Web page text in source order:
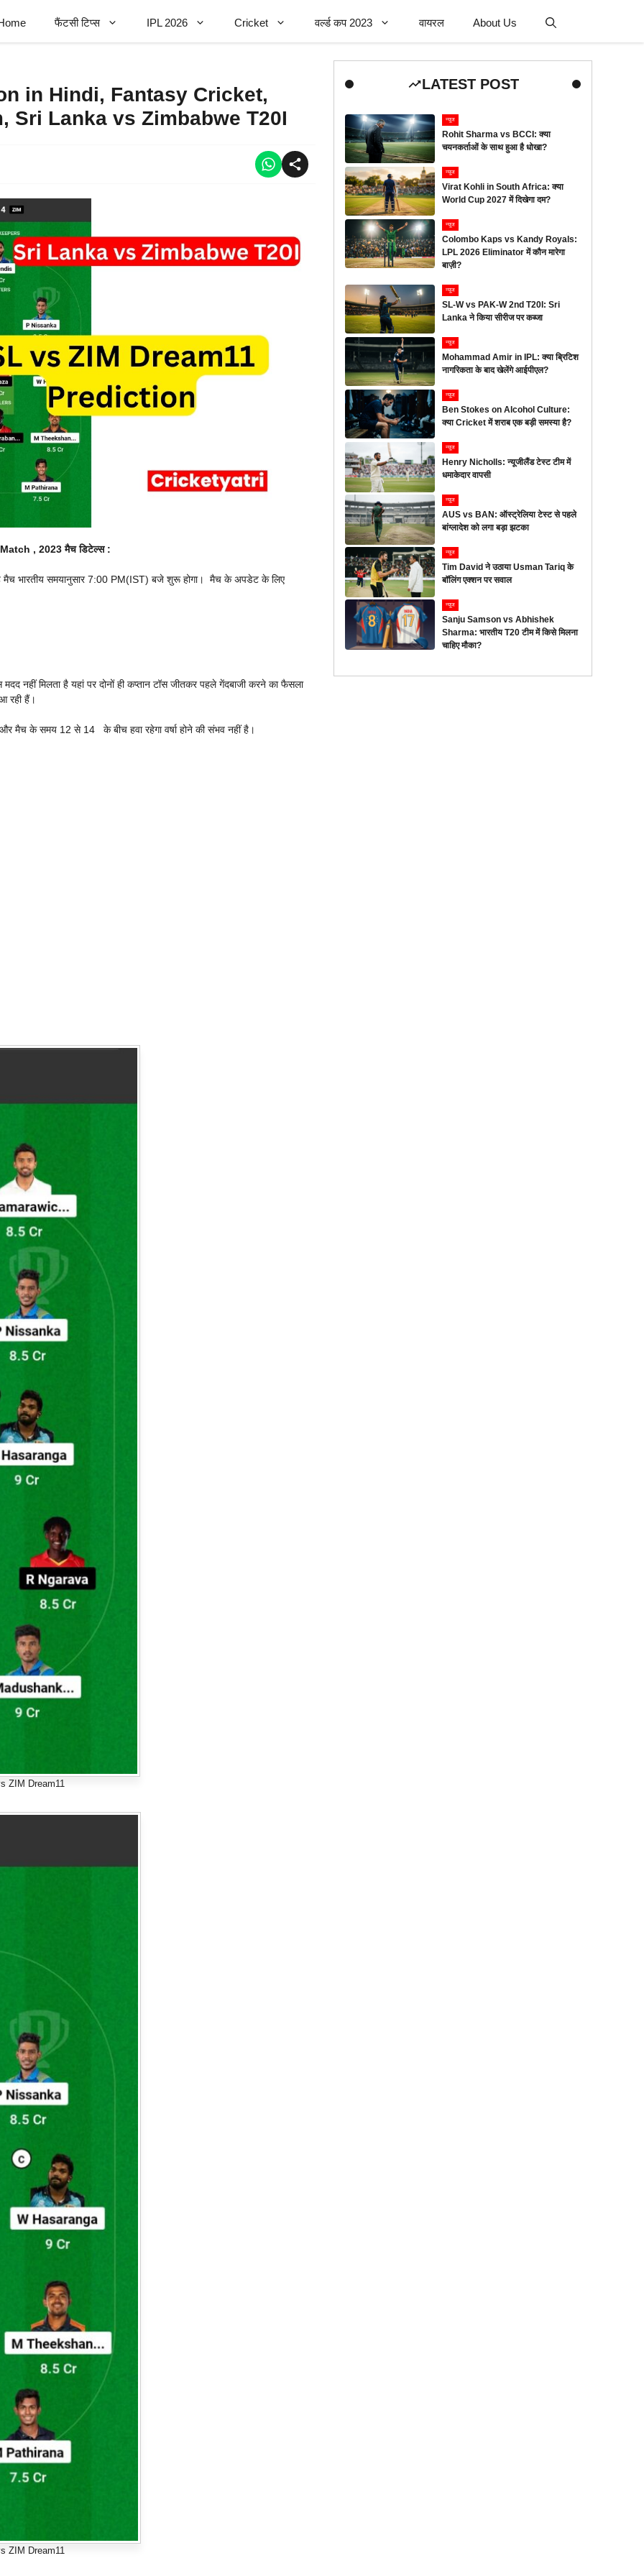
फैंटसी टिप्स IPL 2026 Cricket वर्ल्ड कप 2023 वायरल About Us
in Hindi, Fantasy Cricket,
Sri Lanka vs Zimbabwe T20I
Match , 2023 मैच डिटेल्स :
भारतीय समयानुसार 7:00 PM(IST) बजे शुरू होगा। मैच के अपडेट के लिए
नहीं मिलता है यहां पर दोनों ही कप्तान टॉस जीतकर पहले गेंदबाजी करने का फैसला
रही हैं।
मैच के समय 12 से 14 के बीच हवा रहेगा वर्षा होने की संभव नहीं है।
ZIM Dream11
ZIM Dream11
LATEST POST
न्यूज
Rohit Sharma vs BCCI: क्या
चयनकर्ताओं के साथ हुआ है धोखा?
न्यूज
Virat Kohli in South Africa: क्या
World Cup 2027 में दिखेगा दम?
न्यूज
Colombo Kaps vs Kandy Royals:
LPL 2026 Eliminator में कौन मारेगा
बाज़ी?
न्यूज
SL-W vs PAK-W 2nd T20I: Sri
Lanka ने किया सीरीज पर कब्जा
न्यूज
Mohammad Amir in IPL: क्या ब्रिटिश
नागरिकता के बाद खेलेंगे आईपीएल?
न्यूज
Ben Stokes on Alcohol Culture:
क्या Cricket में शराब एक बड़ी समस्या है?
न्यूज
Henry Nicholls: न्यूजीलैंड टेस्ट टीम में
धमाकेदार वापसी
न्यूज
AUS vs BAN: ऑस्ट्रेलिया टेस्ट से पहले
बांग्लादेश को लगा बड़ा झटका
न्यूज
Tim David ने उठाया Usman Tariq के
बॉलिंग एक्शन पर सवाल
न्यूज
Sanju Samson vs Abhishek
Sharma: भारतीय T20 टीम में किसे मिलना
चाहिए मौका?